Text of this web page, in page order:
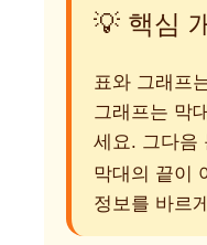
💡 핵심
표와 그래프
그래프는 막
세요. 그다음
막대의 끝이
정보를 바르